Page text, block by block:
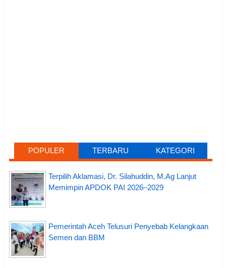
POPULER TERBARU KATEGORI
Terpilih Aklamasi, Dr. Silahuddin, M.Ag Lanjut
Memimpin APDOK PAI 2026–2029
Pemerintah Aceh Telusuri Penyebab Kelangkaan
Semen dan BBM